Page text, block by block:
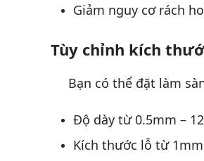
Giảm nguy cơ rách
Tùy chỉnh kích
Bạn có thể đặt làm
Độ dày từ 0.5mm –
Kích thước lỗ từ